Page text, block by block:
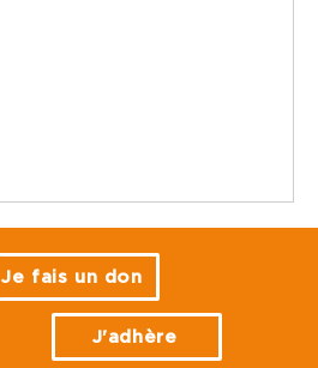
Je fais un don
J'adhère